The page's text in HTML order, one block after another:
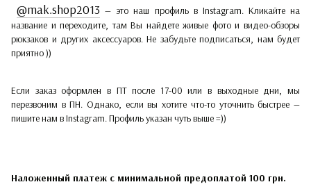
@mak.shop2013 — это наш профиль в Instagram. Кликайте на
название и переходите, там Вы найдете живые фото и видео-обзоры
рюкзаков и других аксессуаров. Не забудьте подписаться, нам будет
приятно ))
Если заказ оформлен в ПТ после 17-00 или в выходные дни, мы
перезвоним в ПН. Однако, если вы хотите что-то уточнить быстрее —
пишите нам в Instagram. Профиль указан чуть выше =))
Наложенный платеж с минимальной предоплатой 100 грн.